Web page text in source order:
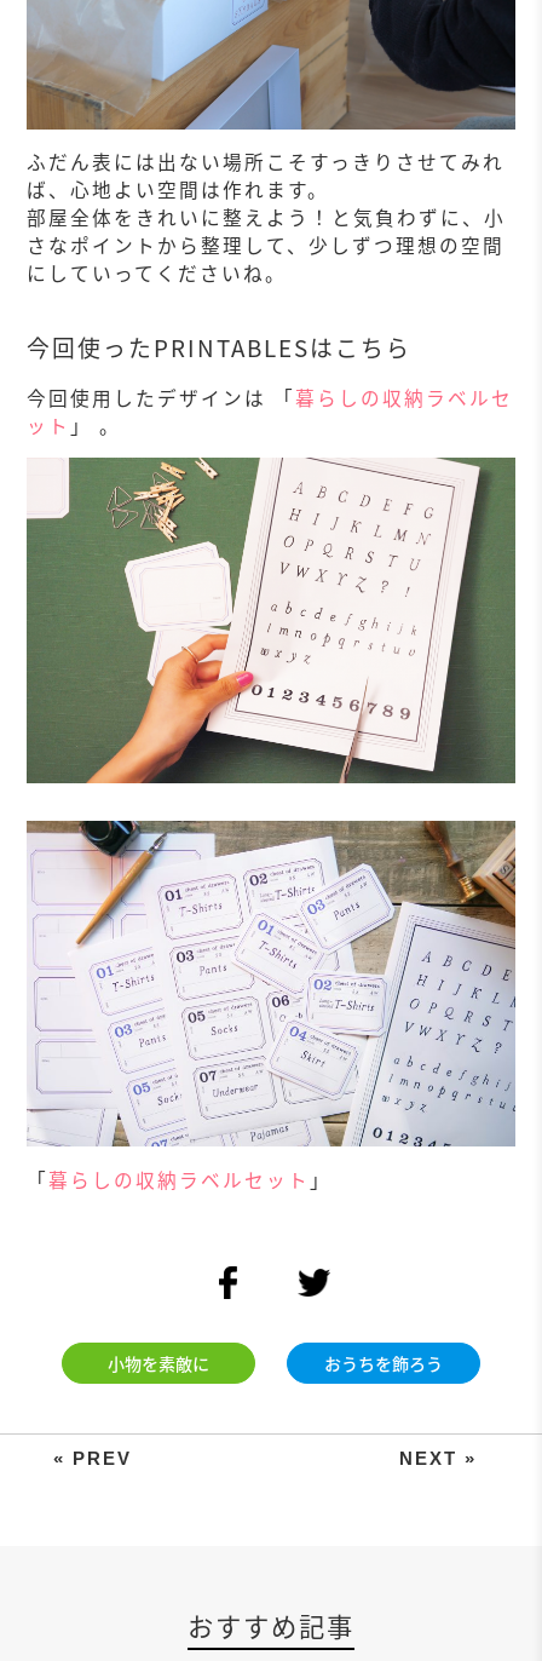
ふだん表には出ない場所こそすっきりさせてみれ
ば、心地よい空間は作れます。
部屋全体をきれいに整えよう！と気負わずに、小
さなポイントから整理して、少しずつ理想の空間
にしていってくださいね。
今回使ったPRINTABLESはこちら
今回使用したデザインは 「暮らしの収納ラベルセ
ット 」 。
「暮らしの収納ラベルセット 」
facebook
小物を素敵に おうちを飾ろう
飛び出すペーパーフォトスタンド
おすすめ記事